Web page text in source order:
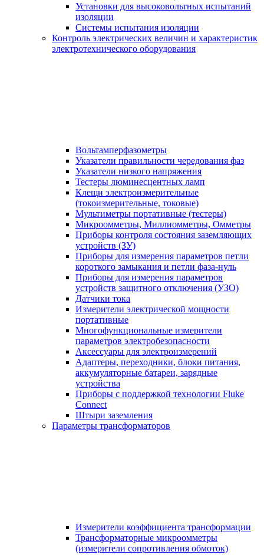
Установки для высоковольтных испытаний
изоляции
Системы испытания изоляции
Контроль электрических величин и характеристик
электротехнического оборудования
Вольтамперфазометры
Указатели правильности чередования фаз
Указатели низкого напряжения
Тестеры люминесцентных ламп
Клещи электроизмерительные
(токоизмерительные, токовые)
Мультиметры портативные (тестеры)
Микроомметры, Миллиомметры, Омметры
Приборы контроля состояния заземляющих
устройств (ЗУ)
Приборы для измерения параметров петли
короткого замыкания и петли фаза-нуль
Приборы для измерения параметров
устройств защитного отключения (УЗО)
Датчики тока
Измерители электрической мощности
портативные
Многофункциональные измерители
параметров электробезопасности
Аксессуары для электроизмерений
Адаптеры, переходники, блоки питания,
аккумуляторные батареи, зарядные
устройства
Приборы с поддержкой технологии Fluke
Connect
Штыри заземления
Параметры трансформаторов
Измерители коэффициента трансформации
Трансформаторные микроомметры
(измерители сопротивления обмоток)